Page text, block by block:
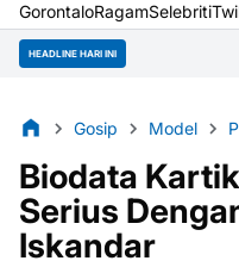
GorontaloRagamSelebriti
HEADLINE HARI INI
Gosip Model
Biodata
Serius
Iskandar